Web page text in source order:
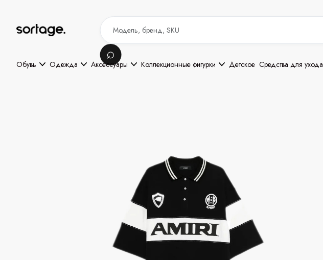
Обувь Одежда Аксессуары Коллекционные фигурки Детское Средства для ухода